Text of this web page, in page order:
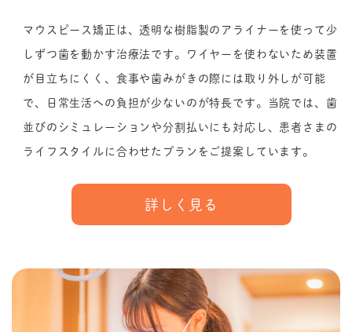
マウスピース矯正は、透明な樹脂製のアライナーを使って少
しずつ歯を動かす治療法です。ワイヤーを使わないため装置
が目立ちにくく、食事や歯みがきの際には取り外しが可能
で、日常生活への負担が少ないのが特長です。当院では、歯
並びのシミュレーションや分割払いにも対応し、患者さまの
ライフスタイルに合わせたプランをご提案しています。
詳しく見る